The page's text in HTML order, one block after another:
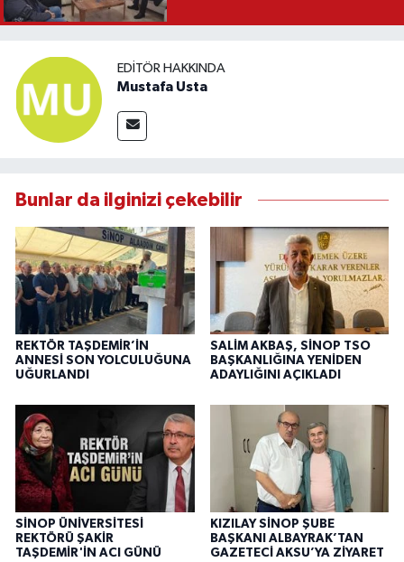
EDITÖR HAKKINDA
Mustafa Usta
Bunlar da ilginizi çekebilir
REKTÖR TAŞDEMİR’İN
ANNESİ SON YOLCULUĞUNA
UĞURLANDI
SALİM AKBAŞ, SİNOP TSO
BAŞKANLIĞINA YENİDEN
ADAYLIĞINI AÇIKLADI
SİNOP ÜNİVERSİTESİ
REKTÖRÜ ŞAKİR
TAŞDEMİR'İN ACI GÜNÜ
KIZILAY SİNOP ŞUBE
BAŞKANI ALBAYRAK’TAN
GAZETECİ AKSU’YA ZİYARET